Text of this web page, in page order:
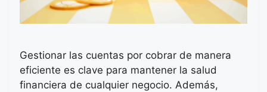
Gestionar las cuentas por cobrar de manera
eficiente es clave para mantener la salud
financiera de cualquier negocio. Además,